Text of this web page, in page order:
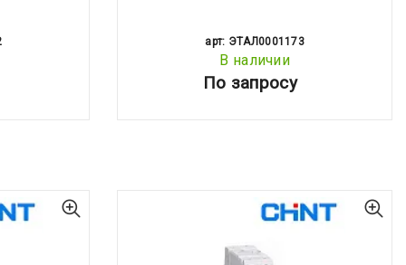
арт: ЭТАЛ0001173
В наличии
По запросу